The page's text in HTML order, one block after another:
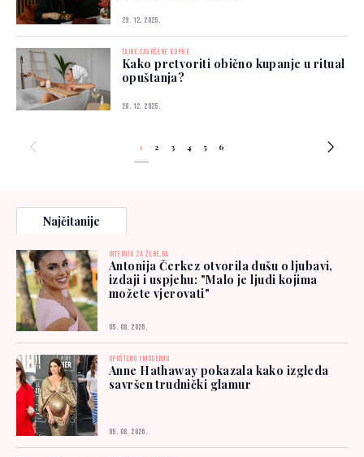
29. 12. 2025.
TAJNE SAVRŠENE KUPKE
Kako pretvoriti obično kupanje u ritual
opuštanja?
28. 12. 2025.
1 2 3 4 5 6
Najčitanije
INTERVJU ZA ŽENE.BA
Antonija Čerkez otvorila dušu o ljubavi,
izdaji i uspjehu: "Malo je ljudi kojima
možete vjerovati"
05. 08. 2026.
OPUŠTENO I MODERNO
Anne Hathaway pokazala kako izgleda
savršen trudnički glamur
05. 08. 2026.